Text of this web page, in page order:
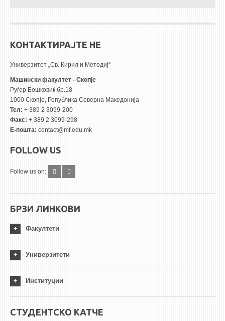
КОНТАКТИРАЈТЕ НЕ
Универзитет „Св. Кирил и Методиј“
Машински факултет - Скопје
Руѓер Бошковиќ бр.18
1000 Скопје, Република Северна Македонија
Тел: + 389 2 3099-200
Факс: + 389 2 3099-298
Е-пошта: contact@mf.edu.mk
FOLLOW US
Follow us on:
БРЗИ ЛИНКОВИ
Факултети
Универзитети
Институции
СТУДЕНТСКО КАТЧЕ